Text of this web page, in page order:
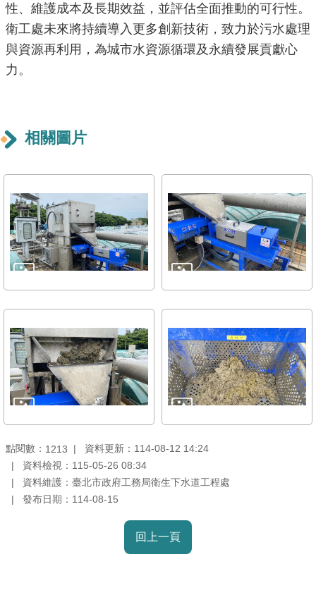
回
首
頁
見
答
陳
情
系
統
詞
彙
TAIPEI
PASS
通
政
府
性、維護成本及長期效益，並評估全面推動的可行性。
衛工處未來將持續導入更多創新技術，致力於污水處理
與資源再利用，為城市水資源循環及永續發展貢獻心
力。
相關圖片
點閱數： 1213
資料更新：114-08-12 14:24
資料檢視：115-05-26 08:34
資料維護：臺北市政府工務局衛生下水道工程處
發布日期：114-08-15
回上一頁